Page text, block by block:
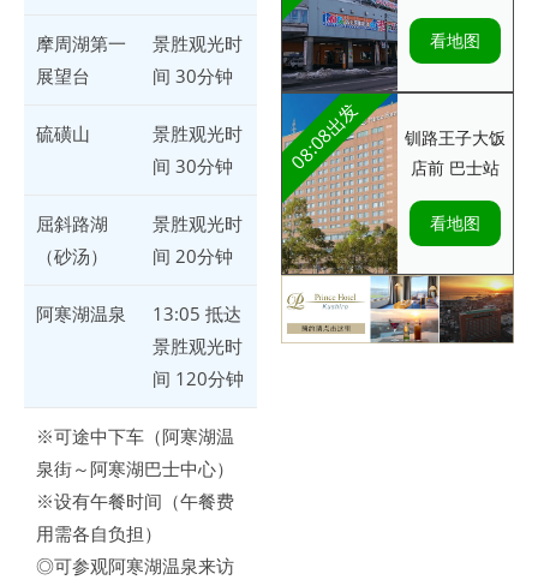
摩周湖第一
展望台
景胜观光时
间 30分钟
硫磺山
景胜观光时
间 30分钟
屈斜路湖
（砂汤）
景胜观光时
间 20分钟
阿寒湖温泉
13:05 抵达
景胜观光时
间 120分钟
※可途中下车（阿寒湖温
泉街～阿寒湖巴士中心）
※设有午餐时间（午餐费
用需各自负担）
◎可参观阿寒湖温泉来访
看地图
钏路王子大饭
店前 巴士站
看地图
08:08出发